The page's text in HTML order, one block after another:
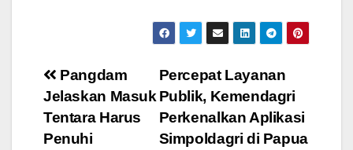
Post
navigation
Percepat Layanan
Publik, Kemendagri
Perkenalkan Aplikasi
Simpoldagri di Papua
Pangdam
Jelaskan Masuk
Tentara Harus
Penuhi